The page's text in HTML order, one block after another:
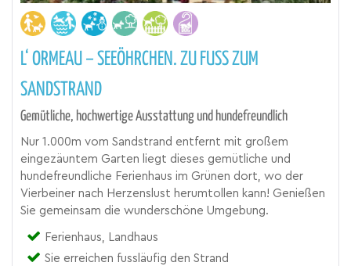
L‘ ORMEAU – SEEÖHRCHEN. ZU FUSS ZUM S
ANDSTRAND
Gemütliche, hochwertige Ausstattung und hundefreundlich
Nur 1.000m vom Sandstrand entfernt mit großem
eingezäuntem Garten liegt dieses gemütliche und
hundefreundliche Ferienhaus im Grünen dort, wo der
Vierbeiner nach Herzenslust herumtollen kann! Genießen
Sie gemeinsam die wunderschöne Umgebung.
Ferienhaus, Landhaus
Sie erreichen fussläufig den Strand